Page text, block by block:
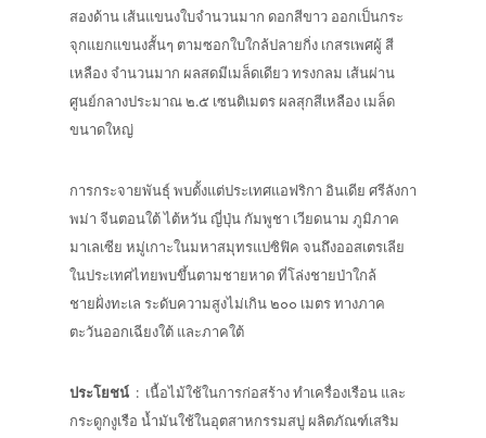
สองด้าน เส้นแขนงใบจำนวนมาก ดอกสีขาว ออกเป็นกระ
จุกแยกแขนงสั้นๆ ตามซอกใบใกล้ปลายกิ่ง เกสรเพศผู้ สี
เหลือง จำนวนมาก ผลสดมีเมล็ดเดียว ทรงกลม เส้นผ่าน
ศูนย์กลางประมาณ ๒.๕ เซนติเมตร ผลสุกสีเหลือง เมล็ด
ขนาดใหญ่
การกระจายพันธุ์ พบตั้งแต่ประเทศแอฟริกา อินเดีย ศรีลังกา
พม่า จีนตอนใต้ ไต้หวัน ญี่ปุ่น กัมพูชา เวียดนาม ภูมิภาค
มาเลเซีย หมู่เกาะในมหาสมุทรแปซิฟิค จนถึงออสเตรเลีย
ในประเทศไทยพบขึ้นตามชายหาด ที่โล่งชายป่าใกล้
ชายฝั่งทะเล ระดับความสูงไม่เกิน ๒๐๐ เมตร ทางภาค
ตะวันออกเฉียงใต้ และภาคใต้
ประโยชน์ : เนื้อไม้ใช้ในการก่อสร้าง ทำเครื่องเรือน และ
กระดูกงูเรือ น้ำมันใช้ในอุตสาหกรรมสบู่ ผลิตภัณฑ์เสริม